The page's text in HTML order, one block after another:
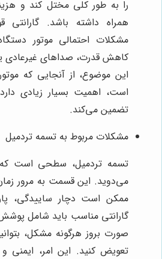
را به طور کلی مختل کند و
همراه داشته باشد.
مشکلات احتمالی موتور
کاهش قدرت، صداهای غیرعادی
این موضوع، از آنجایی که
است، اهمیت بسیار زیادی
تضمین می‌کند.
مشکلات مربوط به تسمه تردمیل
تسمه تردمیل، سطحی است که
می‌دوید. این قسمت به مرور زمان
ممکن است دچار ساییدگی،
گارانتی مناسب باید شامل
صورت بروز هرگونه مشکل،
تعویض کنید. این امر، ایمنی